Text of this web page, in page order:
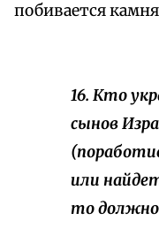
побивается
16. Кто
сынов
или
то должно